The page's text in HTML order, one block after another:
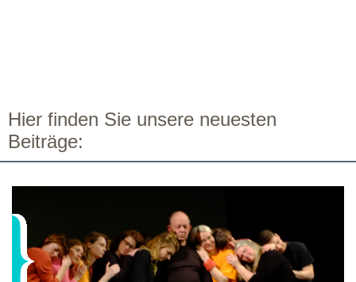
Hier finden Sie unsere neuesten
Beiträge: